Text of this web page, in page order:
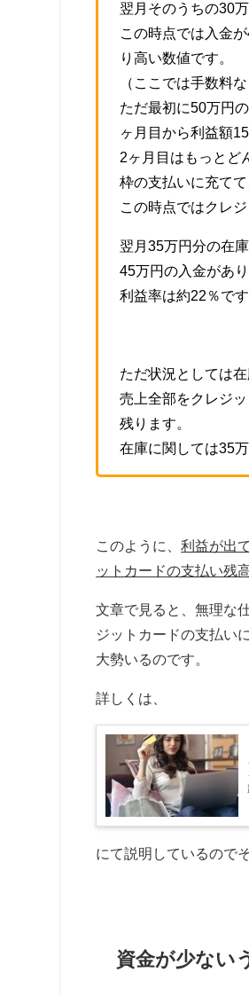
翌月そのうちの30
この時点では入金
り高い数値です。
（ここでは手数料
ただ最初に50万円
ヶ月目から利益額
2ヶ月目はもっとど
枠の支払いに充て
この時点ではクレ
翌月35万円分の在
45万円の入金があ
利益率は約22％で
ただ状況としては
売上全部をクレジ
残ります。
在庫に関しては35
このように、利益が出
ットカードの支払い残
文章で見ると、無理な
ジットカードの支払い
大勢いるのです。
詳しくは、
にて説明しているので
資金が少ない